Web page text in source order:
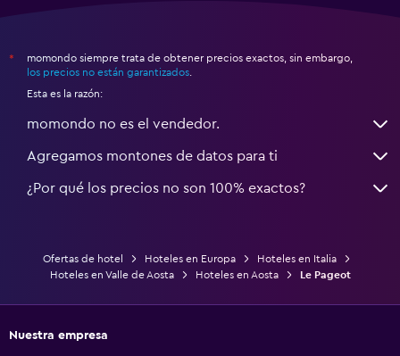
*
momondo siempre trata de obtener precios exactos, sin embargo,
los precios no están garantizados
Esta es la razón:
momondo no es el vendedor.
Agregamos montones de datos para ti
¿Por qué los precios no son 100% exactos?
Ofertas de hotel Hoteles en Europa
Hoteles en Italia
Hoteles en Valle de Aosta
Hoteles en Aosta Le Pageot
Nuestra empresa